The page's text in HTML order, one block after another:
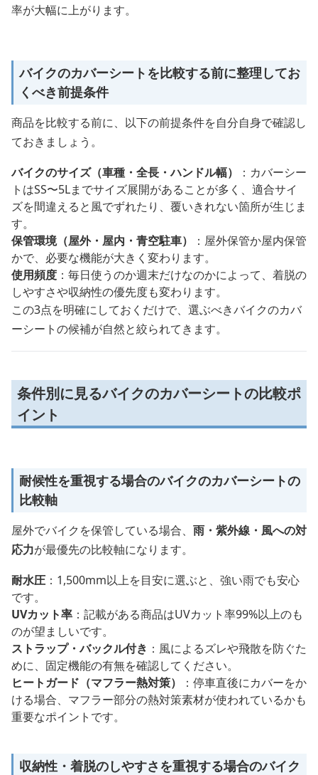
率が大幅に上がります。
バイクのカバーシートを比較する前に整理してお
くべき前提条件
商品を比較する前に、以下の前提条件を自分自身で確認し
ておきましょう。
バイクのサイズ（車種・全長・ハンドル幅）
：カバーシー
トはSS〜5Lまでサイズ展開があることが多く、適合サイ
ズを間違えると風でずれたり、覆いきれない箇所が生じま
す。
保管環境（屋外・屋内・青空駐車）
：屋外保管か屋内保管
かで、必要な機能が大きく変わります。
使用頻度 ：毎日使うのか週末だけなのかによって、着脱の
しやすさや収納性の優先度も変わります。
この3点を明確にしておくだけで、選ぶべきバイクのカバ
ーシートの候補が自然と絞られてきます。
条件別に見るバイクのカバーシートの比較ポ
イント
耐候性を重視する場合のバイクのカバーシートの
比較軸
屋外でバイクを保管している場合、 雨・紫外線・風への対
応力が最優先の比較軸になります。
耐水圧 ：1,500mm以上を目安に選ぶと、強い雨でも安心
です。
UVカット率 ：記載がある商品はUVカット率99%以上のも
のが望ましいです。
ストラップ・バックル付き ：風によるズレや飛散を防ぐた
めに、固定機能の有無を確認してください。
ヒートガード（マフラー熱対策）
：停車直後にカバーをか
ける場合、マフラー部分の熱対策素材が使われているかも
重要なポイントです。
収納性・着脱のしやすさを重視する場合のバイク